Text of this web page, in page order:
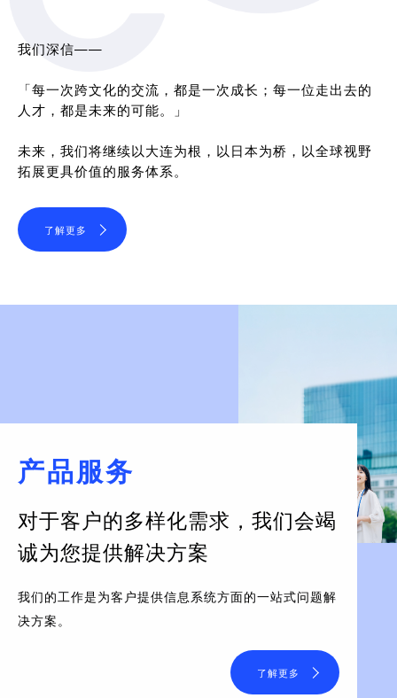
我们深信——
「每一次跨文化的交流，都是一次成长；每一位走出去的
人才，都是未来的可能。」
未来，我们将继续以大连为根，以日本为桥，以全球视野
拓展更具价值的服务体系。
了解更多
产品服务
对于客户的多样化需求， 我们会竭
诚为您提供解决方案
我们的工作是为客户提供信息系统方面的一站式问题解
决方案。
了解更多